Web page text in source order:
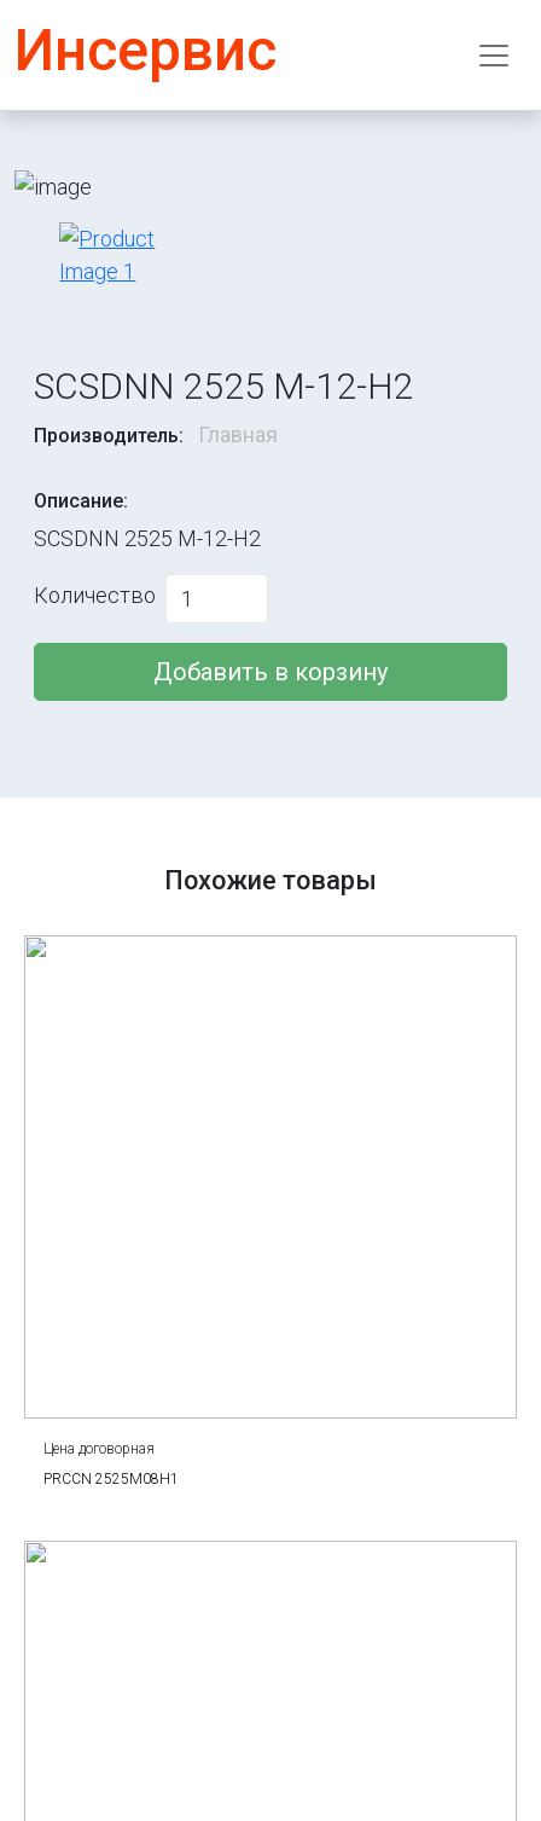
Инсервис
SCSDNN 2525 M-12-H2
Производитель: Главная
Описание:
SCSDNN 2525 M-12-H2
Количество
Добавить в корзину
Похожие товары
Цена договорная
PRCCN 2525M08H1